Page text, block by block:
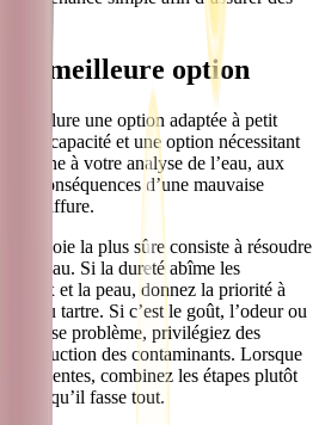
la meilleure option
inclure une option adaptée à petit
capacité et une option nécessitant
à votre analyse de l’eau, aux
conséquences d’une mauvaise
de coiffure.
la voie la plus sûre consiste à résoudre
d’eau. Si la dureté abîme les
et la peau, donnez la priorité à
du tartre. Si c’est le goût, l’odeur ou
pose problème, privilégiez des
réduction des contaminants. Lorsque
présentes, combinez les étapes plutôt
qu’il fasse tout.